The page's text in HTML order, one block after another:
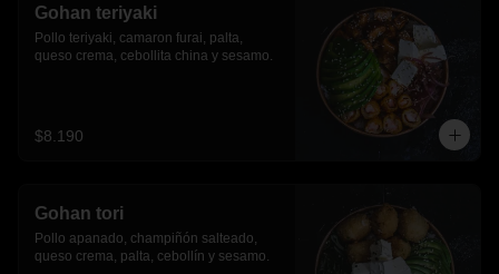
Gohan teriyaki
Pollo teriyaki, camaron furai, palta,
queso crema, cebollita china y sesamo.
$8.190
Gohan tori
Pollo apanado, champiñón salteado,
queso crema, palta, cebollín y sesamo.